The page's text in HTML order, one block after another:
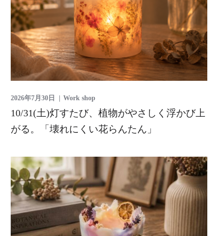
2026年7月30日 Work shop
10/31(土)灯すたび、植物がやさしく浮かび上
がる。「壊れにくい花らんたん」